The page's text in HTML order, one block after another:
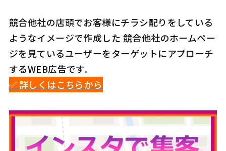
競合他社の店頭でお客様にチラシ配りをしている
ようなイメージで作成した 競合他社のホームペー
ジを見ているユーザーをターゲットにアプローチ
するWEB広告です。
✅️ 詳しくはこちらから